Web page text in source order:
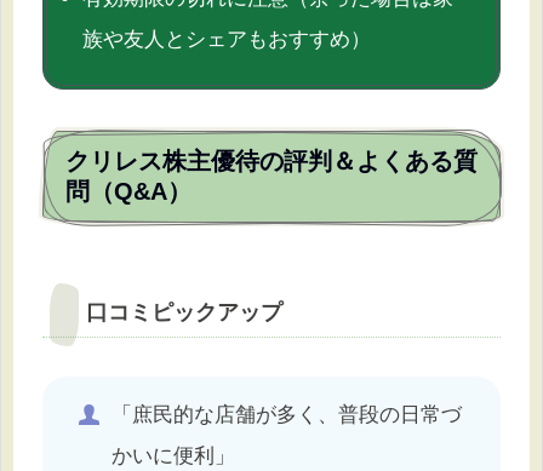
族や友人とシェアもおすすめ）
クリレス株主優待の評判＆よくある質
問（Q&A）
口コミピックアップ
「庶民的な店舗が多く、普段の日常づ
かいに便利」